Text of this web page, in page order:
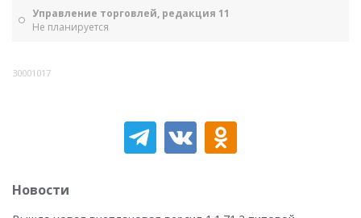
Управление торговлей, редакция 11
Не планируется
30001017
Новости